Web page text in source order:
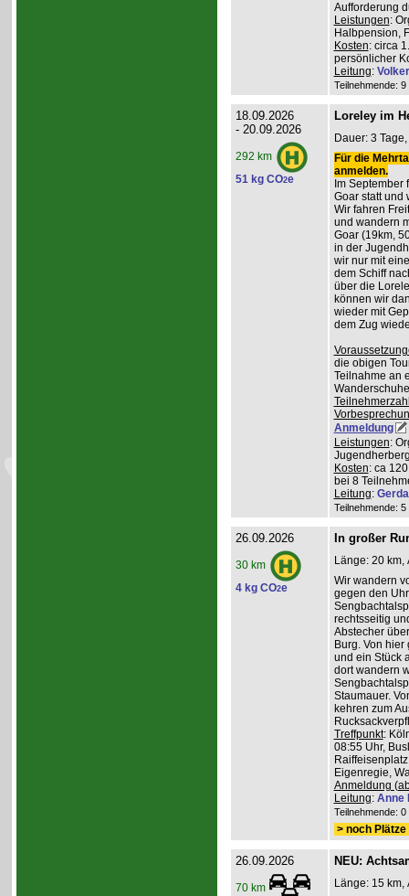
Aufforderung
Leistungen:
Halbpension,
Kosten: circa
persönlicher
Leitung:
Teilnehmende:
18.09.2026
- 20.09.2026
292 km
51 kg CO2e
Loreley im
Dauer: 3
Für die
anmelden.
Im September
Goar statt und
Wir fahren
und wandern
Goar (19km,
in der
wir nur mit
dem Schiff
über die
können wir
wieder mit
dem Zug
die obigen
Teilnahme an
Anmeldung
Leistungen:
Kosten: ca
bei 8
Leitung:
Teilnehmende:
26.09.2026
30 km
4 kg CO2e
In großer
Länge: 20 km,
Wir wandern
gegen den
rechtsseitig
Abstecher
Burg. Von
und ein Stück
dort wandern
Staumauer.
kehren zum
Treffpunkt:
08:55 Uhr,
Eigenregie,
Anmeldung
Leitung: Anne
Teilnehmende:
> noch
26.09.2026
70 km
NEU:
Länge: 15 km,